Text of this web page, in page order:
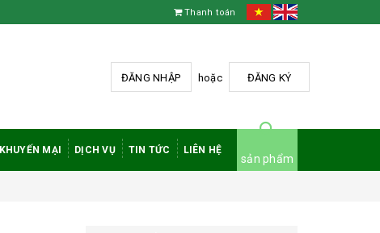
Thanh toán
ĐĂNG NHẬP hoặc ĐĂNG KÝ
KHUYẾN MẠI DỊCH VỤ TIN TỨC LIÊN HỆ
sản phẩm